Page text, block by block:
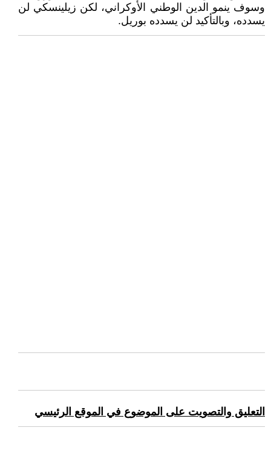
وسوف ينمو الدين الوطني الأوكراني، لكن زيلينسكي لن
يسدده، وبالتأكيد لن يسدده بوريل.
التعليق والتصويت على الموضوع في الموقع الرئيسي